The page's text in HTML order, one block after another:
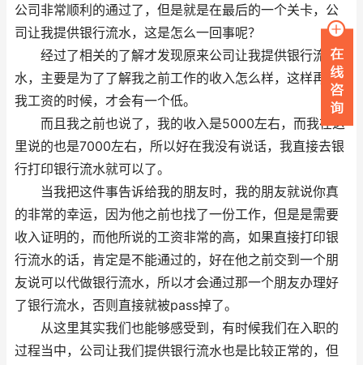
公司非常顺利的通过了，但是就是在最后的一个关卡，公
司让我提供银行流水，这是怎么一回事呢？
经过了相关的了解才发现原来公司让我提供银行流
水，主要是为了了解我之前工作的收入怎么样，这样再给
我工资的时候，才会有一个低。
而且我之前也说了，我的收入是5000左右，而我在这
里说的也是7000左右，所以好在我没有说话，我直接去银
行打印银行流水就可以了。
当我把这件事告诉给我的朋友时，我的朋友就说你真
的非常的幸运，因为他之前也找了一份工作，但是是需要
收入证明的，而他所说的工资非常的高，如果直接打印银
行流水的话，肯定是不能通过的，好在他之前交到一个朋
友说可以代做银行流水，所以才会通过那一个朋友办理好
了银行流水，否则直接就被pass掉了。
从这里其实我们也能够感受到，有时候我们在入职的
过程当中，公司让我们提供银行流水也是比较正常的，但